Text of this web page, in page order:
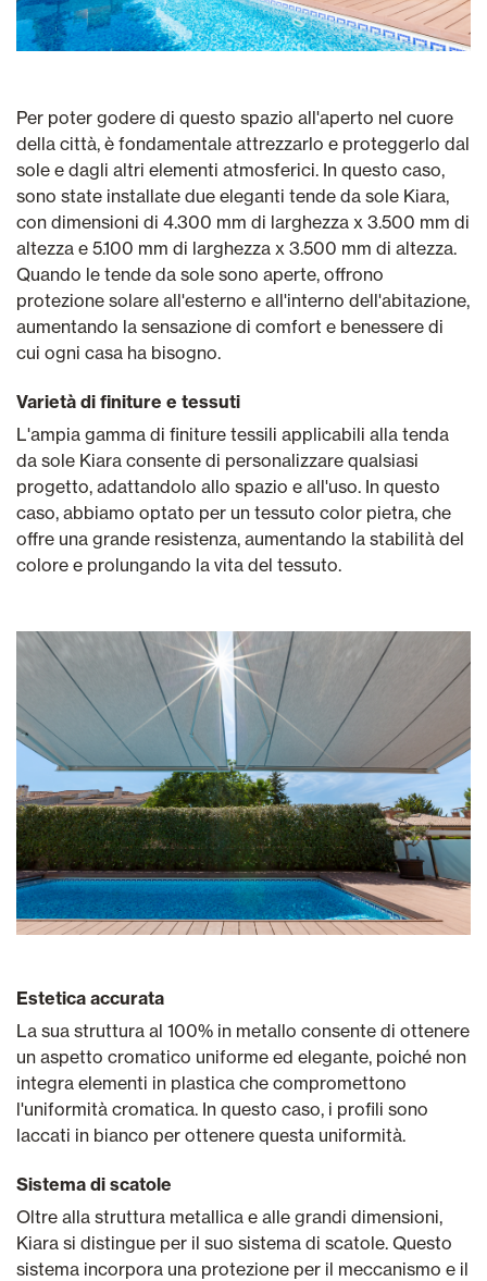
Per poter godere di questo spazio all'aperto nel cuore
della città, è fondamentale attrezzarlo e proteggerlo dal
sole e dagli altri elementi atmosferici. In questo caso,
sono state installate due eleganti tende da sole Kiara,
con dimensioni di 4.300 mm di larghezza x 3.500 mm di
altezza e 5.100 mm di larghezza x 3.500 mm di altezza.
Quando le tende da sole sono aperte, offrono
protezione solare all'esterno e all'interno dell'abitazione,
aumentando la sensazione di comfort e benessere di
cui ogni casa ha bisogno.
Varietà di finiture e tessuti
L'ampia gamma di finiture tessili applicabili alla tenda
da sole Kiara consente di personalizzare qualsiasi
progetto, adattandolo allo spazio e all'uso. In questo
caso, abbiamo optato per un tessuto color pietra, che
offre una grande resistenza, aumentando la stabilità del
colore e prolungando la vita del tessuto.
Estetica accurata
La sua struttura al 100% in metallo consente di ottenere
un aspetto cromatico uniforme ed elegante, poiché non
integra elementi in plastica che compromettono
l'uniformità cromatica. In questo caso, i profili sono
laccati in bianco per ottenere questa uniformità.
Sistema di scatole
Oltre alla struttura metallica e alle grandi dimensioni,
Kiara si distingue per il suo sistema di scatole. Questo
sistema incorpora una protezione per il meccanismo e il